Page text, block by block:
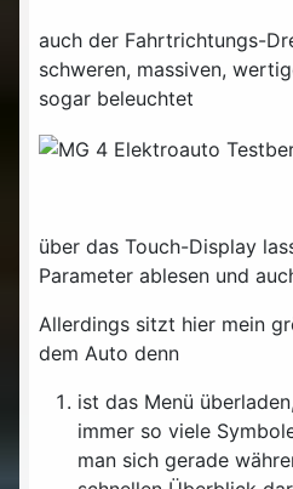
auch der Fahrtrichtungs-
schweren, massiven,
sogar beleuchtet
über das Touch-Display
Parameter ablesen und
Allerdings sitzt hier mein
dem Auto denn
ist das Menü
immer so viele
man sich gerade